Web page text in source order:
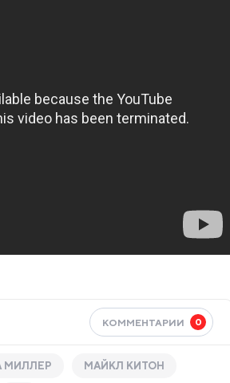
КОММЕНТАРИИ 0
МИЛЛЕР МАЙКЛ КИТОН